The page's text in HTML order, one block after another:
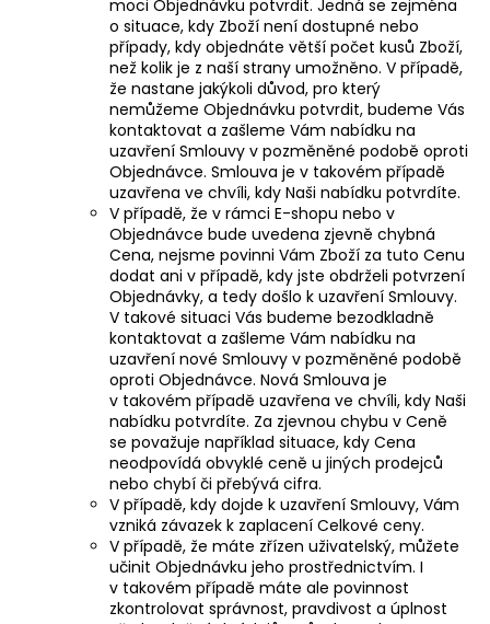
moci Objednávku potvrdit. Jedná se zejména
o situace, kdy Zboží není dostupné nebo
případy, kdy objednáte větší počet kusů Zboží,
než kolik je z naší strany umožněno. V případě,
že nastane jakýkoli důvod, pro který
nemůžeme Objednávku potvrdit, budeme Vás
kontaktovat a zašleme Vám nabídku na
uzavření Smlouvy v pozměněné podobě oproti
Objednávce. Smlouva je v takovém případě
uzavřena ve chvíli, kdy Naši nabídku potvrdíte.
V případě, že v rámci E-shopu nebo v
Objednávce bude uvedena zjevně chybná
Cena, nejsme povinni Vám Zboží za tuto Cenu
dodat ani v případě, kdy jste obdrželi potvrzení
Objednávky, a tedy došlo k uzavření Smlouvy.
V takové situaci Vás budeme bezodkladně
kontaktovat a zašleme Vám nabídku na
uzavření nové Smlouvy v pozměněné podobě
oproti Objednávce. Nová Smlouva je
v takovém případě uzavřena ve chvíli, kdy Naši
nabídku potvrdíte. Za zjevnou chybu v Ceně
se považuje například situace, kdy Cena
neodpovídá obvyklé ceně u jiných prodejců
nebo chybí či přebývá cifra.
V případě, kdy dojde k uzavření Smlouvy, Vám
vzniká závazek k zaplacení Celkové ceny.
V případě, že máte zřízen uživatelský, můžete
učinit Objednávku jeho prostřednictvím. I
v takovém případě máte ale povinnost
zkontrolovat správnost, pravdivost a úplnost